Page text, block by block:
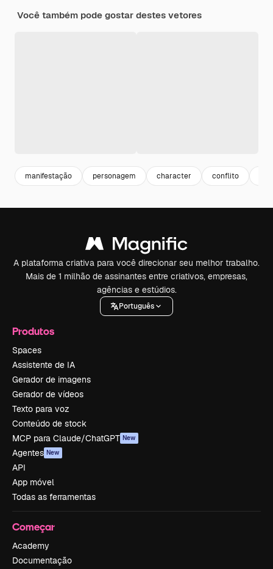
Você também pode gostar destes vetores
manifestação personagem character conflito
A plataforma criativa para você direcionar seu melhor trabalho.
Mais de 1 milhão de assinantes entre criativos, empresas,
agências e estúdios.
Português
Produtos
Spaces
Assistente de IA
Gerador de imagens
Gerador de vídeos
Texto para voz
Conteúdo de stock
MCP para Claude/ChatGPT New
Agentes New
API
App móvel
Todas as ferramentas
Começar
Academy
Documentação